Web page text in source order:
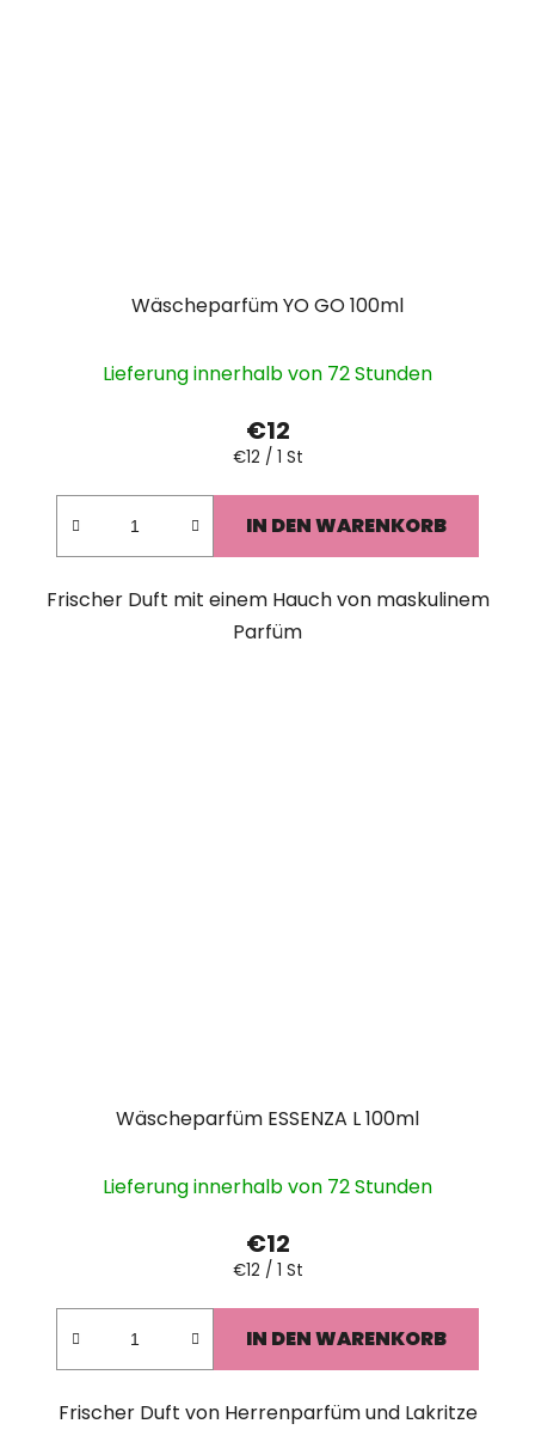
Wäscheparfüm YO GO 100ml
Lieferung innerhalb von 72 Stunden
€12
Verkaufspreis:
€12 / 1 St
IN DEN WARENKORB
Frischer Duft mit einem Hauch von maskulinem
Parfüm
Wäscheparfüm ESSENZA L 100ml
Lieferung innerhalb von 72 Stunden
€12
Verkaufspreis:
€12 / 1 St
IN DEN WARENKORB
Frischer Duft von Herrenparfüm und Lakritze